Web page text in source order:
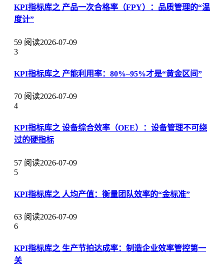
KPI指标库之 产品一次合格率（FPY）：品质管理的“温
度计”
59 阅读2026-07-09
3
KPI指标库之 产能利用率：80%–95%才是“黄金区间”
70 阅读2026-07-09
4
KPI指标库之 设备综合效率（OEE）：设备管理不可绕
过的硬指标
57 阅读2026-07-09
5
KPI指标库之 人均产值：衡量团队效率的“金标准”
63 阅读2026-07-09
6
KPI指标库之 生产节拍达成率：制造企业效率管控第一
关